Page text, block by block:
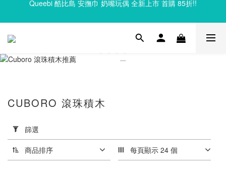
用
篩
選
(0/20)
CUBORO 滾珠積木
篩選
商品排序 每頁顯示 24 個